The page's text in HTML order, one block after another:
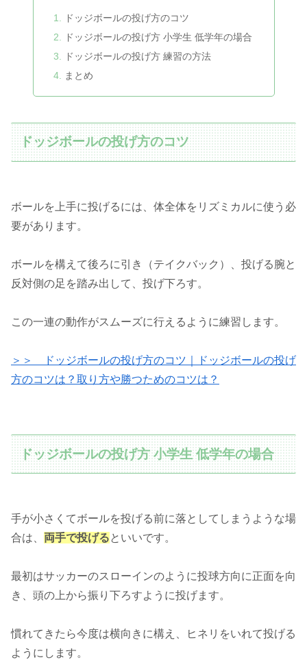
ドッジボールの投げ方のコツ
ドッジボールの投げ方 小学生 低学年の場合
ドッジボールの投げ方 練習の方法
まとめ
ドッジボールの投げ方のコツ
ボールを上手に投げるには、体全体をリズミカルに使う必
要があります。
ボールを構えて後ろに引き（テイクバック）、投げる腕と
反対側の足を踏み出して、投げ下ろす。
この一連の動作がスムーズに行えるように練習します。
＞＞ ドッジボールの投げ方のコツ｜ドッジボールの投げ
方のコツは？取り方や勝つためのコツは？
ドッジボールの投げ方 小学生 低学年の場合
手が小さくてボールを投げる前に落としてしまうような場
合は、 両手で投げるといいです。
最初はサッカーのスローインのように投球方向に正面を向
き、頭の上から振り下ろすように投げます。
慣れてきたら今度は横向きに構え、ヒネリをいれて投げる
ようにします。